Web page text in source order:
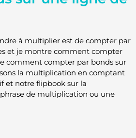
à multiplier est de compter par
et je montre comment compter
comment compter par bonds sur
la multiplication en comptant
et notre flipbook sur la
de multiplication ou une